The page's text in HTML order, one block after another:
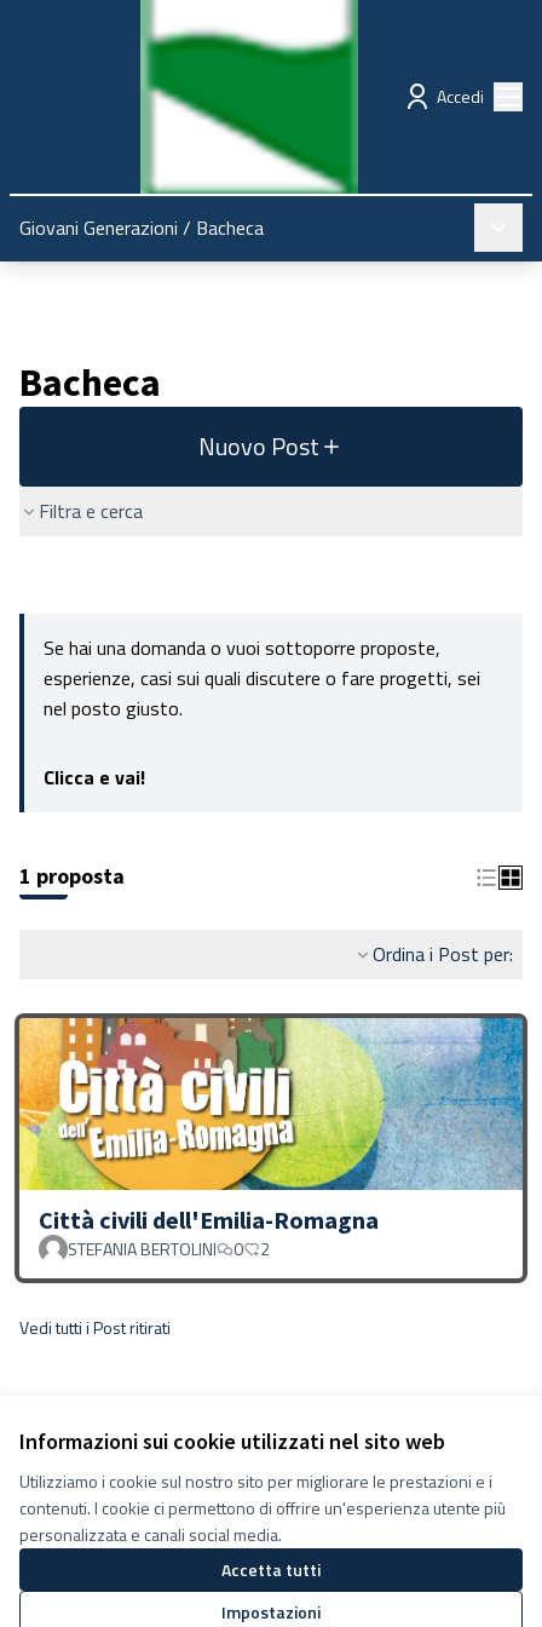
Informazioni sui cookie utilizzati nel sito web
Utilizziamo i cookie sul nostro sito per migliorare le prestazioni e i
contenuti. I cookie ci permettono di offrire un'esperienza utente più
personalizzata e canali social media.
Accetta tutti
Impostazioni
Regione Emilia-Romagna Partecipazione
Accedi
Giovani Generazioni / Bacheca
Bacheca
Nuovo Post
Filtra e cerca
Se hai una domanda o vuoi sottoporre proposte,
esperienze, casi sui quali discutere o fare progetti, sei
nel posto giusto.
Clicca e vai!
1 proposta
Ordina i Post per:
Città civili dell'Emilia-Romagna
STEFANIA BERTOLINI 0 2
Vedi tutti i Post ritirati